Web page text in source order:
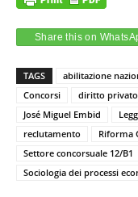
Share this on
TAGS abilitazione
Concorsi
diritto privato
José Miguel Embid
reclutamento
Riforma
Settore concorsuale 12/B1
Sociologia dei processi